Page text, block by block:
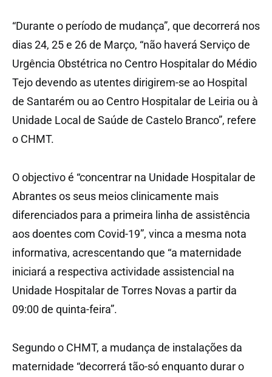
“Durante o período de mudança”, que decorrerá nos
dias 24, 25 e 26 de Março, “não haverá Serviço de
Urgência Obstétrica no Centro Hospitalar do Médio
Tejo devendo as utentes dirigirem-se ao Hospital
de Santarém ou ao Centro Hospitalar de Leiria ou à
Unidade Local de Saúde de Castelo Branco”, refere
o CHMT.
O objectivo é “concentrar na Unidade Hospitalar de
Abrantes os seus meios clinicamente mais
diferenciados para a primeira linha de assistência
aos doentes com Covid-19”, vinca a mesma nota
informativa, acrescentando que “a maternidade
iniciará a respectiva actividade assistencial na
Unidade Hospitalar de Torres Novas a partir da
09:00 de quinta-feira”.
Segundo o CHMT, a mudança de instalações da
maternidade “decorrerá tão-só enquanto durar o